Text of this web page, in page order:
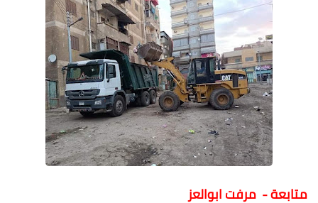
متابعة - مرفت ابوالعز